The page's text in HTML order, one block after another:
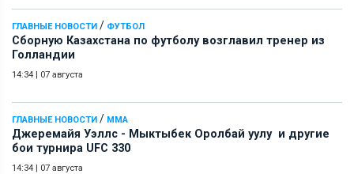
ГЛАВНЫЕ НОВОСТИ / ФУТБОЛ
Сборную Казахстана по футболу возглавил тренер из
Голландии
14:34 | 07 августа
ГЛАВНЫЕ НОВОСТИ / ММА
Джеремайя Уэллс - Мыктыбек Оролбай уулу и другие
бои турнира UFC 330
14:34 | 07 августа